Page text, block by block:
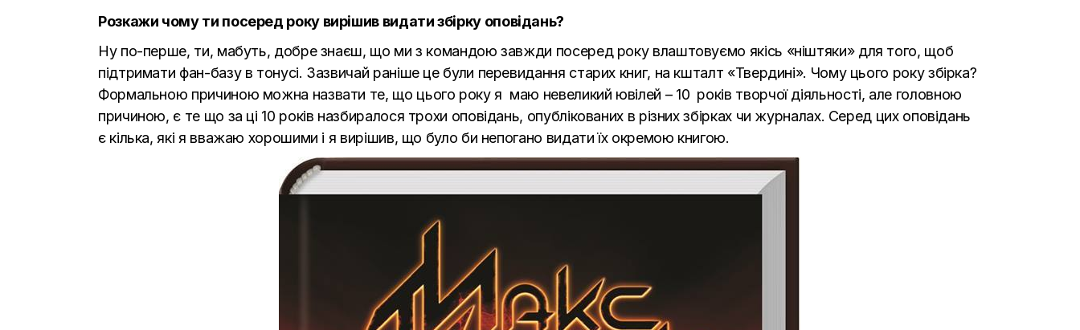
Розкажи чому ти посеред року вирішив видати збірку оповідань?
Ну по-перше, ти, мабуть, добре знаєш, що ми з командою завжди посеред року влаштовуємо якісь «ніштяки» для того, щоб
підтримати фан-базу в тонусі. Зазвичай раніше це були перевидання старих книг, на кшталт «Твердині». Чому цього року збірка?
Формальною причиною можна назвати те, що цього року я маю невеликий ювілей – 10 років творчої діяльності, але головною
причиною, є те що за ці 10 років назбиралося трохи оповідань, опублікованих в різних збірках чи журналах. Серед цих оповідань
є кілька, які я вважаю хорошими і я вирішив, що було би непогано видати їх окремою книгою.